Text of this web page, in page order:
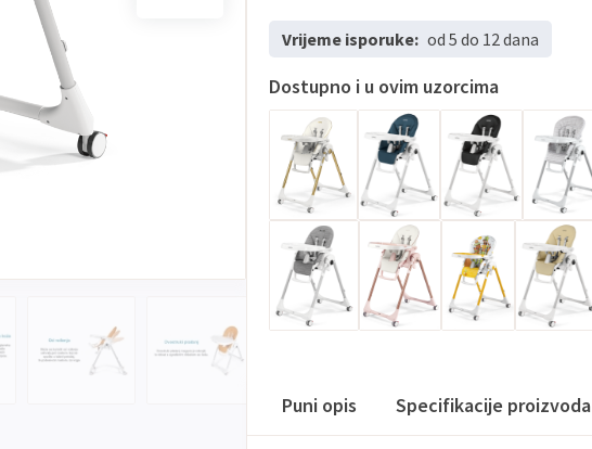
Vrijeme isporuke: od 5 do 12 dana
Dostupno i u ovim uzorcima
Puni opis Specifikacije proizvoda